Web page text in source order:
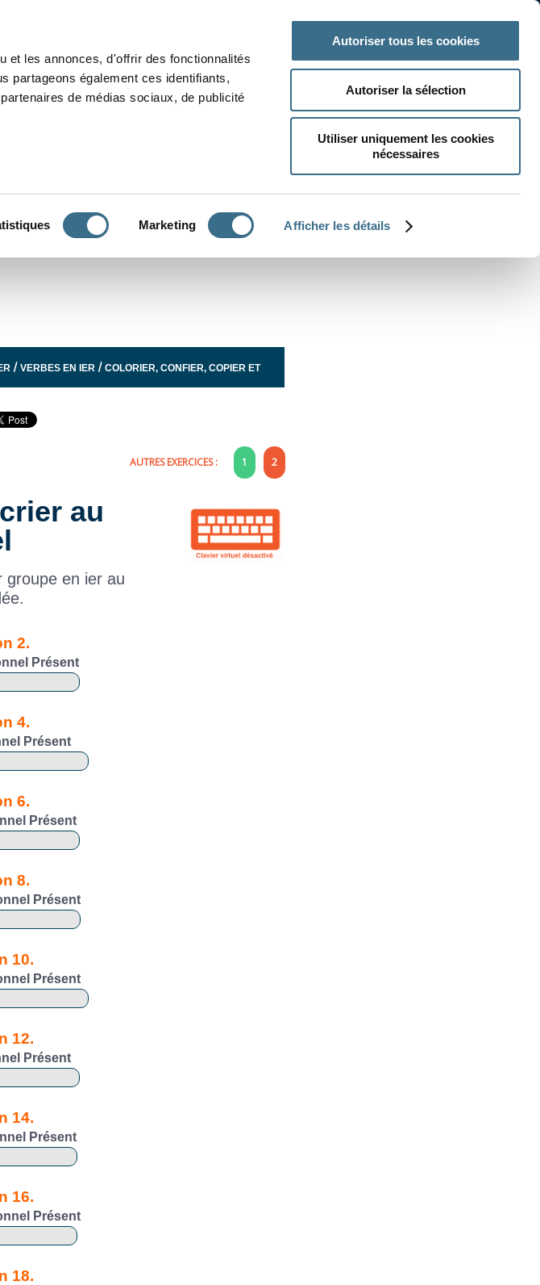
et les annonces, d'offrir des fonctionnalités
partageons également ces identifiants,
de médias sociaux, de publicité
Marketing Afficher les détails
Autoriser tous les cookies
Autoriser la sélection
Utiliser uniquement les cookies
nécessaires
/VERBES EN IER /COLORIER, CONFIER, COPIER ET
AUTRES EXERCICES : 1 2
au
groupe en ier au
2.
Présent
4.
Présent
6.
Présent
8.
Présent
10.
Présent
12.
Présent
14.
Présent
16.
Présent
18.